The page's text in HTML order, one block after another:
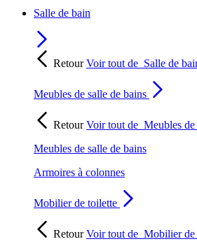
Salle de bain
RetourVoir tout de Salle de
Meubles de salle de bains
RetourVoir tout de Meubles
Meubles de salle de bains
Armoires à colonnes
Mobilier de toilette
RetourVoir tout de Mobilier de